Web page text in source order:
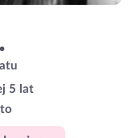
5 lat